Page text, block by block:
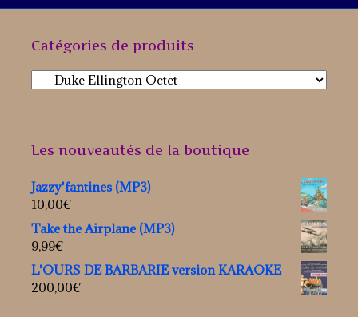
Catégories de produits
Les nouveautés de la boutique
Jazzy'fantines (MP3)
10,00€
Take the Airplane (MP3)
9,99€
L'OURS DE BARBARIE version KARAOKE
200,00€